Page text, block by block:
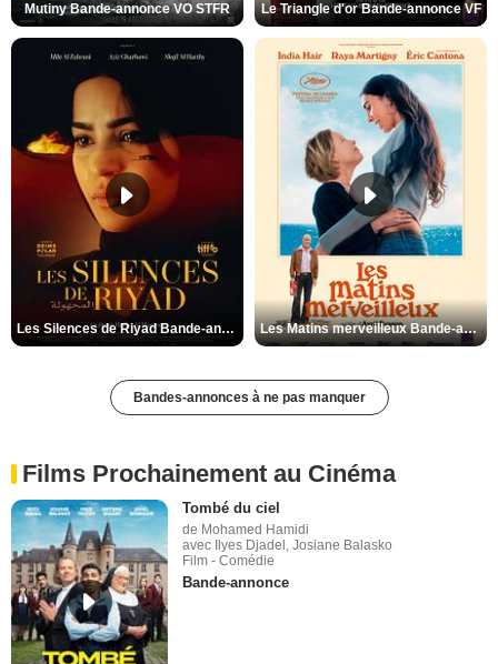
Mutiny Bande-annonce VO STFR Le Triangle d'or Bande-annonce VF
Les Silences de Riyad Bande-annonce VO STFR Les Matins merveilleux Bande-annonce VF
Bandes-annonces à ne pas manquer
Films Prochainement au Cinéma
Tombé du ciel
de Mohamed Hamidi
avec Ilyes Djadel, Josiane Balasko
Film - Comédie
Bande-annonce